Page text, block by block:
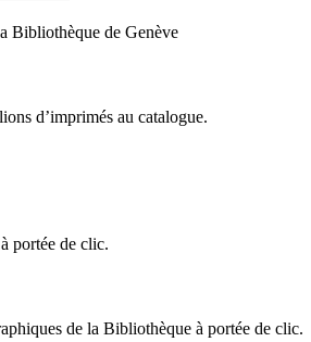
Bibliothèque de Genève
d’imprimés au catalogue.
portée de clic.
de la Bibliothèque à portée de clic.